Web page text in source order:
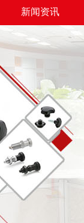
新闻资讯